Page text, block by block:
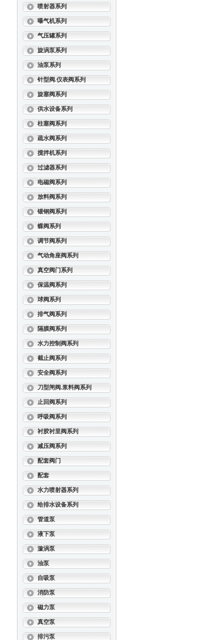
喷射器系列
曝气机系列
气压罐系列
旋涡泵系列
油泵系列
针型阀.仪表阀系列
旋塞阀系列
供水设备系列
柱塞阀系列
疏水阀系列
搅拌机系列
过滤器系列
电磁阀系列
放料阀系列
锻钢阀系列
蝶阀系列
调节阀系列
气动角座阀系列
真空阀门系列
保温阀系列
球阀系列
排气阀系列
隔膜阀系列
水力控制阀系列
截止阀系列
安全阀系列
刀型闸阀.浆料阀系列
止回阀系列
呼吸阀系列
衬胶衬里阀系列
减压阀系列
配套阀门
配套
水力喷射器系列
给排水设备系列
管道泵
液下泵
漩涡泵
油泵
自吸泵
消防泵
磁力泵
真空泵
排污泵